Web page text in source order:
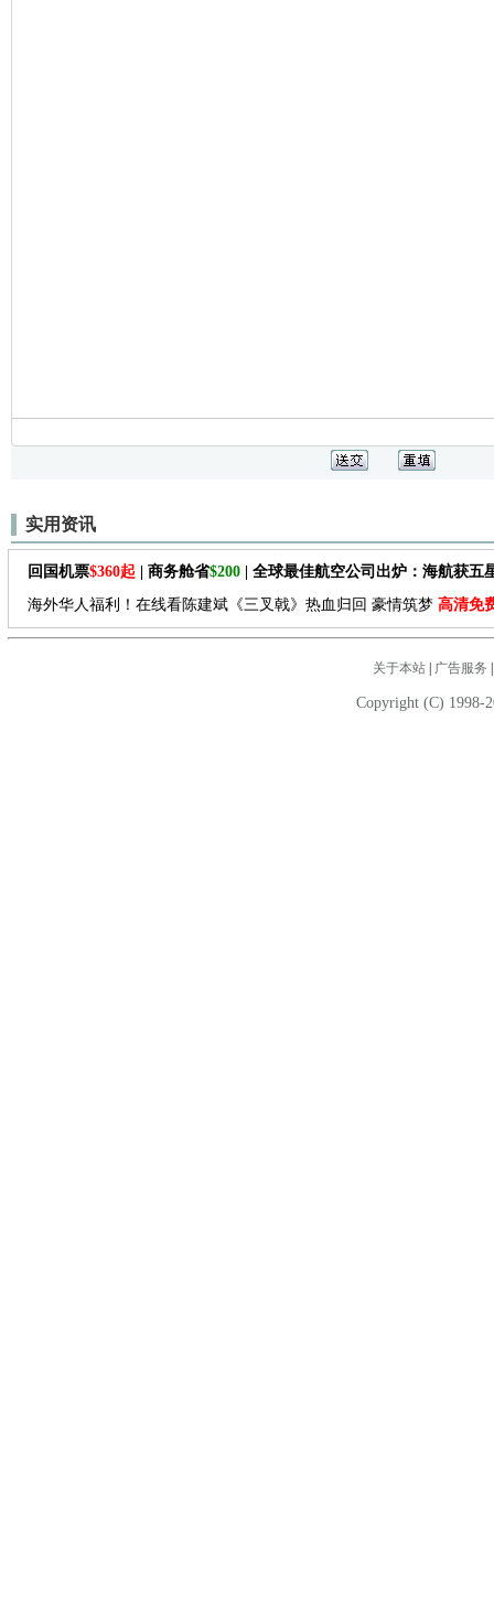
实用资讯
回国机票$360起 | 商务舱省$200 | 全球最佳航空公司出炉：海航获五
海外华人福利！在线看陈建斌《三叉戟》热血归回 豪情筑梦 高清免
关于本站| 广告服务
Copyright (C) 1998-